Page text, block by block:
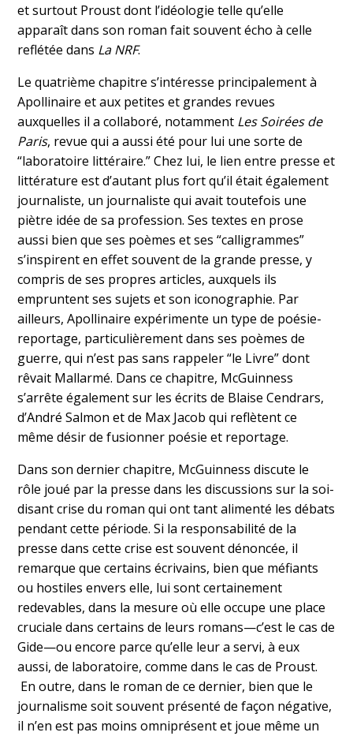
et surtout Proust dont l’idéologie telle qu’elle
apparaît dans son roman fait souvent écho à celle
reflétée dans La NRF.
Le quatrième chapitre s’intéresse principalement à
Apollinaire et aux petites et grandes revues
auxquelles il a collaboré, notamment Les Soirées de
Paris, revue qui a aussi été pour lui une sorte de
“laboratoire littéraire.” Chez lui, le lien entre presse et
littérature est d’autant plus fort qu’il était également
journaliste, un journaliste qui avait toutefois une
piètre idée de sa profession. Ses textes en prose
aussi bien que ses poèmes et ses “calligrammes”
s’inspirent en effet souvent de la grande presse, y
compris de ses propres articles, auxquels ils
empruntent ses sujets et son iconographie. Par
ailleurs, Apollinaire expérimente un type de poésie-
reportage, particulièrement dans ses poèmes de
guerre, qui n’est pas sans rappeler “le Livre” dont
rêvait Mallarmé. Dans ce chapitre, McGuinness
s’arrête également sur les écrits de Blaise Cendrars,
d’André Salmon et de Max Jacob qui reflètent ce
même désir de fusionner poésie et reportage.
Dans son dernier chapitre, McGuinness discute le
rôle joué par la presse dans les discussions sur la soi-
disant crise du roman qui ont tant alimenté les débats
pendant cette période. Si la responsabilité de la
presse dans cette crise est souvent dénoncée, il
remarque que certains écrivains, bien que méfiants
ou hostiles envers elle, lui sont certainement
redevables, dans la mesure où elle occupe une place
cruciale dans certains de leurs romans—c’est le cas de
Gide—ou encore parce qu’elle leur a servi, à eux
aussi, de laboratoire, comme dans le cas de Proust.
En outre, dans le roman de ce dernier, bien que le
journalisme soit souvent présenté de façon négative,
il n’en est pas moins omniprésent et joue même un